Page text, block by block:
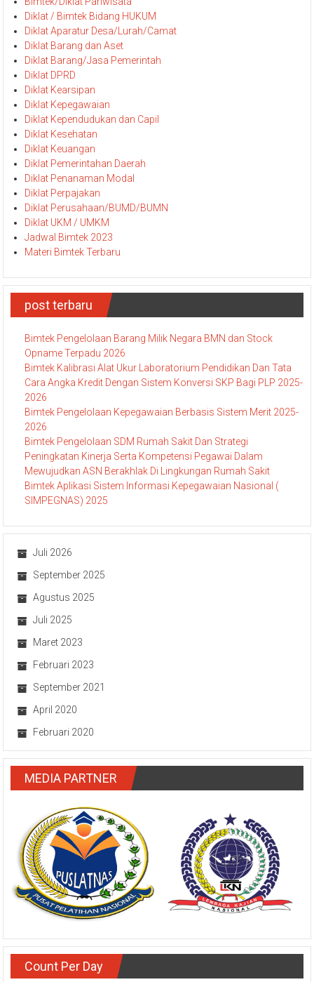
Diklat / Bimtek Bidang HUKUM
Diklat Aparatur Desa/Lurah/Camat
Diklat Barang dan Aset
Diklat Barang/Jasa Pemerintah
Diklat DPRD
Diklat Kearsipan
Diklat Kepegawaian
Diklat Kependudukan dan Capil
Diklat Kesehatan
Diklat Keuangan
Diklat Pemerintahan Daerah
Diklat Penanaman Modal
Diklat Perpajakan
Diklat Perusahaan/BUMD/BUMN
Diklat UKM / UMKM
Jadwal Bimtek 2023
Materi Bimtek Terbaru
post terbaru
Bimtek Pengelolaan Barang Milik Negara BMN dan Stock
Opname Terpadu 2026
Bimtek Kalibrasi Alat Ukur Laboratorium Pendidikan Dan Tata
Cara Angka Kredit Dengan Sistem Konversi SKP Bagi PLP 2025-
2026
Bimtek Pengelolaan Kepegawaian Berbasis Sistem Merit 2025-
2026
Bimtek Pengelolaan SDM Rumah Sakit Dan Strategi
Peningkatan Kinerja Serta Kompetensi Pegawai Dalam
Mewujudkan ASN Berakhlak Di Lingkungan Rumah Sakit
Bimtek Aplikasi Sistem Informasi Kepegawaian Nasional (
SIMPEGNAS) 2025
Juli 2026
September 2025
Agustus 2025
Juli 2025
Maret 2023
Februari 2023
September 2021
April 2020
Februari 2020
MEDIA PARTNER
Count Per Day